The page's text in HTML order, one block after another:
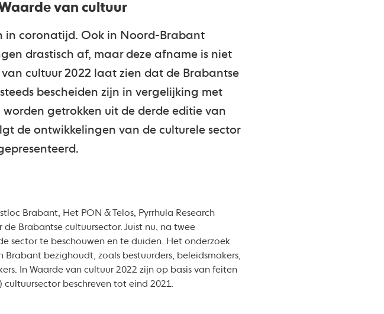
van cultuur
in coronatijd. Ook in Noord-Brabant
drastisch af, maar deze afname is niet
cultuur 2022 laat zien dat de Brabantse
bescheiden zijn in vergelijking met
getrokken uit de derde editie van
de ontwikkelingen van de culturele sector
Brabant, Het PON & Telos, Pyrrhula Research
Brabantse cultuursector. Juist nu, na twee
sector te beschouwen en te duiden. Het onderzoek
bezighoudt, zoals bestuurders, beleidsmakers,
In Waarde van cultuur 2022 zijn op basis van feiten
beschreven tot eind 2021.